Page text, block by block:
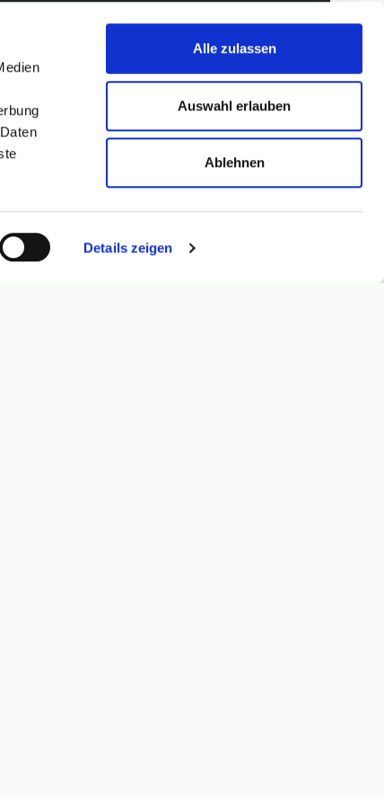
Details zeigen
Alle zulassen
Auswahl erlauben
Ablehnen